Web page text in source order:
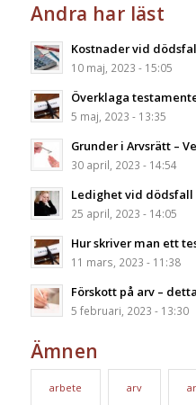
Andra har läst
Kostnader vid
10 maj, 2023 - 15:05
Överklaga
5 maj, 2023 - 13:35
Grunder i Arvsrätt –
30 april, 2023 - 14:54
Ledighet vid dödsfall
25 april, 2023 - 14:05
Hur skriver man ett
11 mars, 2023 - 11:38
Förskott på arv –
5 februari, 2023 - 13:30
Ämnen
arbete arv